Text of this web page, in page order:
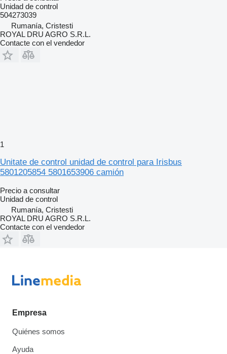
Unidad de control
504273039
Rumanía, Cristesti
ROYAL DRU AGRO S.R.L.
Contacte con el vendedor
1
Unitate de control unidad de control para Irisbus
5801205854 5801653906 camión
Precio a consultar
Unidad de control
Rumanía, Cristesti
ROYAL DRU AGRO S.R.L.
Contacte con el vendedor
Empresa
Quiénes somos
Ayuda